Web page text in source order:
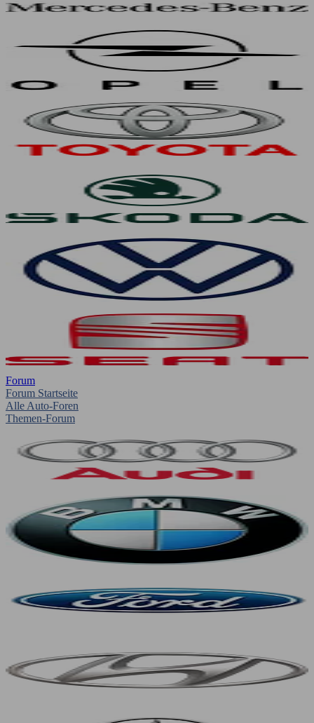
Forum
Forum Startseite
Alle Auto-Foren
Themen-Forum